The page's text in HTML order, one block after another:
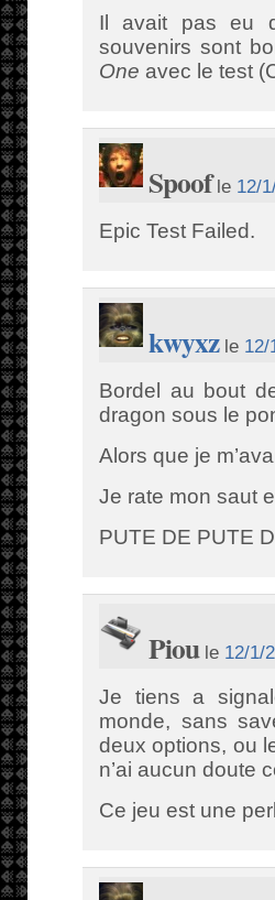
Il avait pas eu
souvenirs sont
One avec le test
Spoofle 12/
Epic Test Failed.
kwyxzle 12/
Bordel au bout
dragon sous le
Alors que je
Je rate mon saut
PUTE DE PUTE
Pioule 12/1/
Je tiens a
monde, sans
deux options, ou
n’ai aucun doute
Ce jeu est une